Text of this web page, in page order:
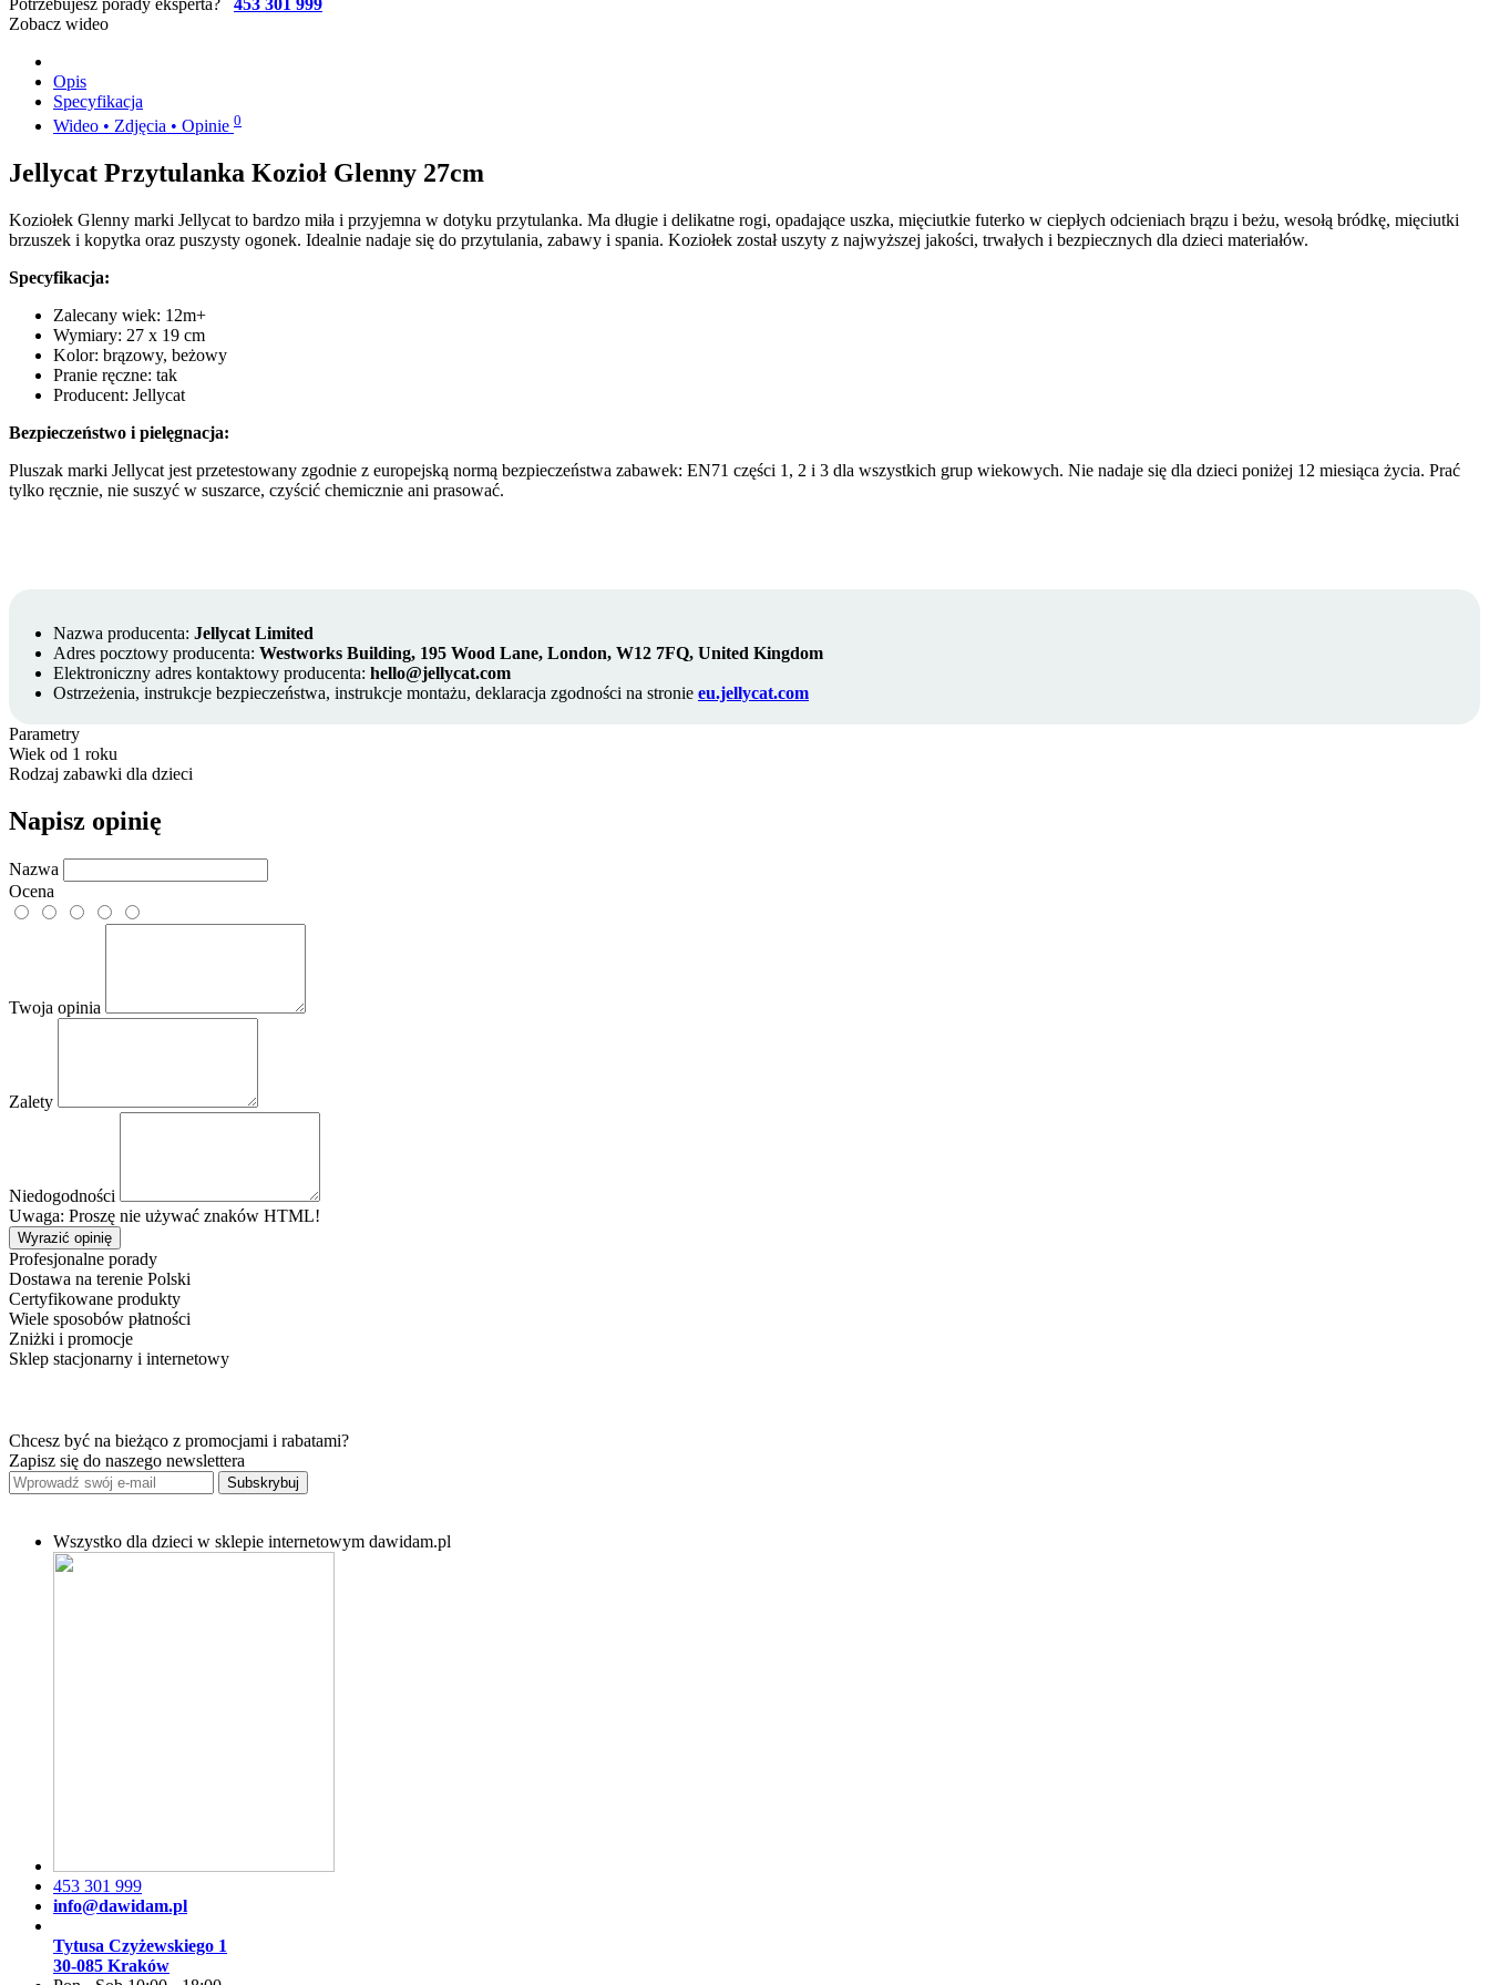
Zobacz wideo
Opis
Specyfikacja
Wideo • Zdjęcia • Opinie 0
Jellycat Przytulanka Kozioł Glenny 27cm
Koziołek Glenny marki Jellycat to bardzo miła i przyjemna w dotyku przytulanka. Ma długie i delikatne rogi, opadające uszka, mięciutkie futerko w ciepłych odcieniach brązu i beżu, wesołą bródkę, mięciutki
brzuszek i kopytka oraz puszysty ogonek. Idealnie nadaje się do przytulania, zabawy i spania. Koziołek został uszyty z najwyższej jakości, trwałych i bezpiecznych dla dzieci materiałów.
Specyfikacja:
Zalecany wiek: 12m+
Wymiary: 27 x 19 cm
Kolor: brązowy, beżowy
Pranie ręczne: tak
Producent: Jellycat
Bezpieczeństwo i pielęgnacja:
Pluszak marki Jellycat jest przetestowany zgodnie z europejską normą bezpieczeństwa zabawek: EN71 części 1, 2 i 3 dla wszystkich grup wiekowych. Nie nadaje się dla dzieci poniżej 12 miesiąca życia. Prać
tylko ręcznie, nie suszyć w suszarce, czyścić chemicznie ani prasować.
Nazwa producenta: Jellycat Limited
Adres pocztowy producenta: Westworks Building, 195 Wood Lane, London, W12 7FQ, United Kingdom
Elektroniczny adres kontaktowy producenta: hello@jellycat.com
Ostrzeżenia, instrukcje bezpieczeństwa, instrukcje montażu, deklaracja zgodności na stronie eu.jellycat.com
Parametry
Wiek od 1 roku
Rodzaj zabawki dla dzieci
Napisz opinię
Nazwa
Ocena
Twoja opinia
Zalety
Niedogodności
Uwaga: Proszę nie używać znaków HTML!
Wyrazić opinię
Profesjonalne porady
Dostawa na terenie Polski
Certyfikowane produkty
Wiele sposobów płatności
Zniżki i promocje
Sklep stacjonarny i internetowy
Chcesz być na bieżąco z promocjami i rabatami?
Zapisz się do naszego newslettera
Subskrybuj
Wszystko dla dzieci w sklepie internetowym dawidam.pl
453 301 999
info@dawidam.pl
Tytusa Czyżewskiego 1
30-085 Kraków